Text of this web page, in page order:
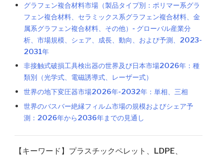
グラフェン複合材料市場（製品タイプ別：ポリマー系グラ
フェン複合材料、セラミックス系グラフェン複合材料、金
属系グラフェン複合材料、その他）- グローバル産業分
析、市場規模、シェア、成長、動向、および予測、2023-
2031年
非接触式破損工具検出器の世界及び日本市場2026年：種
類別（光学式、電磁誘導式、レーザー式）
世界の地下変圧器市場2026年-2032年：単相、三相
世界のバスバー絶縁フィルム市場の規模およびシェア予
測：2026年から2036年までの見通し
【キーワード】プラスチックペレット、LDPE、